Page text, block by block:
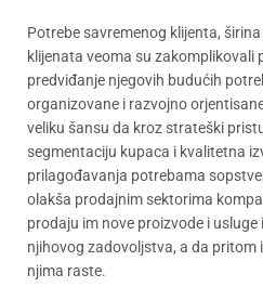
Potrebe savremenog klijenta,
klijenata veoma su zakomplikovali
predviđanje njegovih budućih
organizovane i razvojno
veliku šansu da kroz strateški
segmentaciju kupaca i kvalitetna
prilagođavanja potrebama
olakša prodajnim sektorima
prodaju im nove proizvode i
njihovog zadovoljstva, a da
njima raste.